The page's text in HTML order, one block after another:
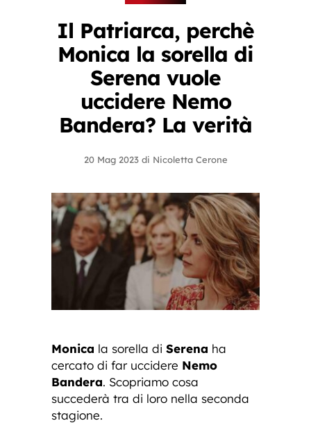
Il Patriarca, perchè
Monica la sorella di
Serena vuole
uccidere Nemo
Bandera? La verità
20 Mag 2023 di Nicoletta Cerone
Monica la sorella di Serena ha
cercato di far uccidere Nemo
Bandera. Scopriamo cosa
succederà tra di loro nella seconda
stagione.